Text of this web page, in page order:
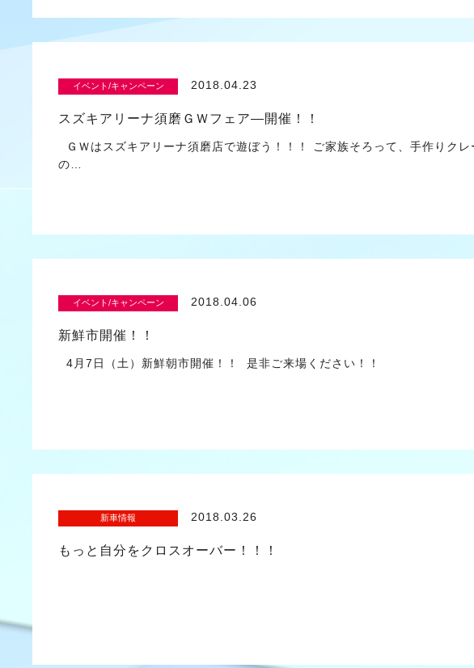
イベント/キャンペーン 2018.04.23
スズキアリーナ須磨ＧＷフェア―開催！！
ＧＷはスズキアリーナ須磨店で遊ぼう！！！ ご家族そろって、手作りク
の…
イベント/キャンペーン 2018.04.06
新鮮市開催！！
4月7日（土）新鮮朝市開催！！ 是非ご来場ください！！
新車情報 2018.03.26
もっと自分をクロスオーバー！！！